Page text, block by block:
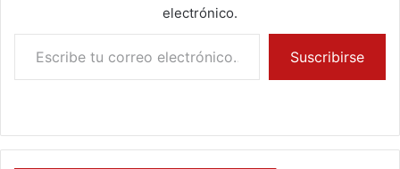
electrónico.
Escribe tu correo electrónico…
Suscribirse